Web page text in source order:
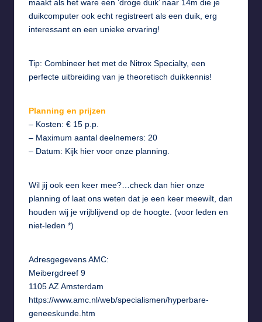
maakt als het ware een ‘droge duik’ naar 14m die je
duikcomputer ook echt registreert als een duik, erg
interessant en een unieke ervaring!
Tip: Combineer het met de Nitrox Specialty, een
perfecte uitbreiding van je theoretisch duikkennis!
Planning en prijzen
– Kosten: € 15 p.p.
– Maximum aantal deelnemers: 20
– Datum: Kijk hier voor onze planning
Wil jij ook een keer mee?…check dan hier onze
planning of laat ons weten dat je een keer meewilt , dan
houden wij je vrijblijvend op de hoogte. (voor leden en
niet-leden *)
Adresgegevens AMC:
Meibergdreef 9
1105 AZ Amsterdam
https://www.amc.nl/web/specialismen/hyperbare-
geneeskunde.htm